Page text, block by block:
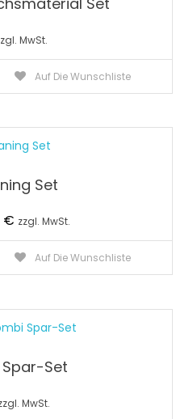
MwSt.
Auf Die Wunschliste
Set
€ Aktueller
Preis
ist:
zzgl. MwSt.
Auf Die Wunschliste
Spar-Set
MwSt.